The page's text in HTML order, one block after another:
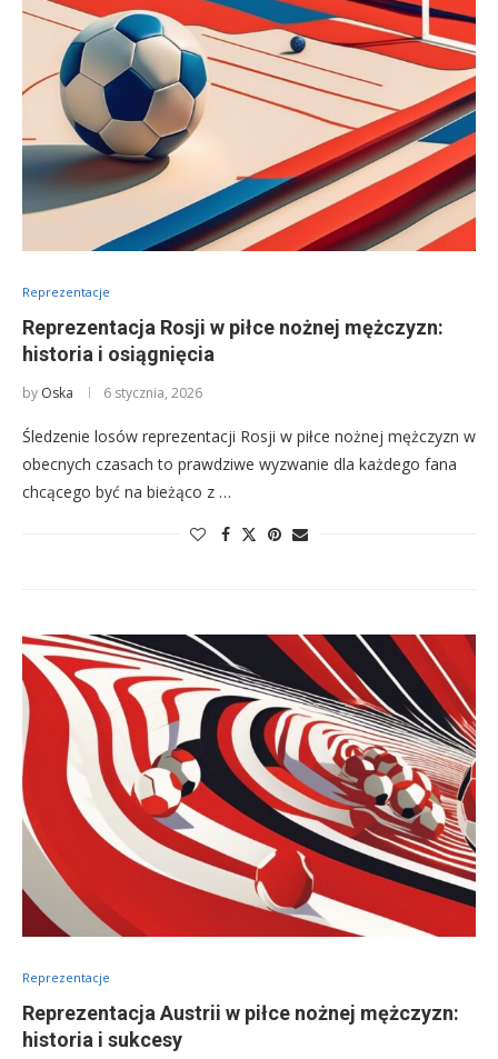
Reprezentacje
Reprezentacja Rosji w piłce nożnej mężczyzn:
historia i osiągnięcia
by Oska 6 stycznia, 2026
Śledzenie losów reprezentacji Rosji w piłce nożnej mężczyzn w
obecnych czasach to prawdziwe wyzwanie dla każdego fana
chcącego być na bieżąco z …
Reprezentacje
Reprezentacja Austrii w piłce nożnej mężczyzn:
historia i sukcesy